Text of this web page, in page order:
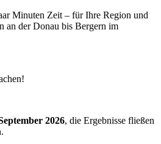
Minuten Zeit – für Ihre Region und
an der Donau bis Bergern im
2026, die Ergebnisse fließen